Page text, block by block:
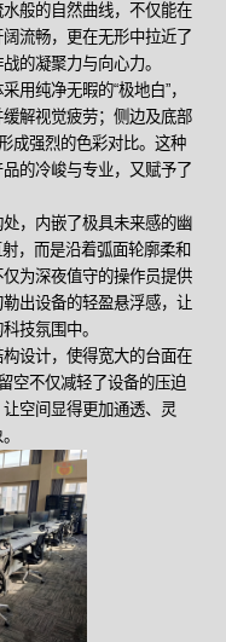
般的自然曲线，不仅能在
流畅，更在无形中拉近了
的凝聚力与向心力。
用纯净无暇的“极地白”，
解视觉疲劳；侧边及底部
成强烈的色彩对比。这种
的冷峻与专业，又赋予了
，内嵌了极具未来感的幽
，而是沿着弧面轮廓柔和
为深夜值守的操作员提供
出设备的轻盈悬浮感，让
技氛围中。
设计，使得宽大的台面在
空不仅减轻了设备的压迫
空间显得更加通透、灵